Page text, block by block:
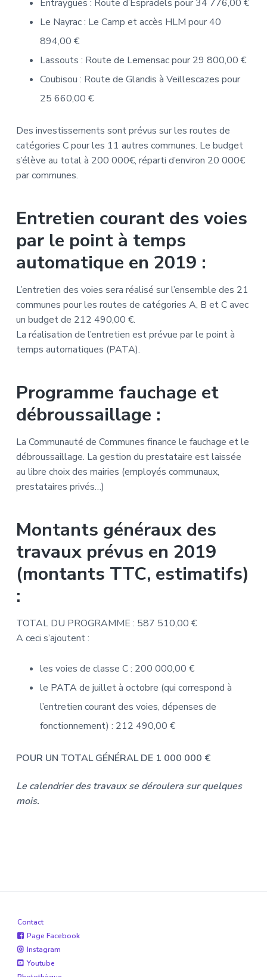
Entraygues : Route d’Espradels pour 34 776,00 €
Le Nayrac : Le Camp et accès HLM pour 40
894,00 €
Lassouts : Route de Lemensac pour 29 800,00 €
Coubisou : Route de Glandis à Veillescazes pour
25 660,00 €
Des investissements sont prévus sur les routes de
catégories C pour les 11 autres communes. Le budget
s’élève au total à 200 000€, réparti d’environ 20 000€
par communes.
Entretien courant des voies
par le point à temps
automatique en 2019 :
L’entretien des voies sera réalisé sur l’ensemble des 21
communes pour les routes de catégories A, B et C avec
un budget de 212 490,00 €.
La réalisation de l’entretien est prévue par le point à
temps automatiques (PATA).
Programme fauchage et
débroussaillage :
La Communauté de Communes finance le fauchage et le
débroussaillage. La gestion du prestataire est laissée
au libre choix des mairies (employés communaux,
prestataires privés…)
Montants généraux des
travaux prévus en 2019
(montants TTC, estimatifs)
:
TOTAL DU PROGRAMME : 587 510,00 €
A ceci s’ajoutent :
les voies de classe C : 200 000,00 €
le PATA de juillet à octobre (qui correspond à
l’entretien courant des voies, dépenses de
fonctionnement) : 212 490,00 €
POUR UN TOTAL GÉNÉRAL DE 1 000 000 €
Le calendrier des travaux se déroulera sur quelques
mois.
Contact
Page Facebook
Instagram
Youtube